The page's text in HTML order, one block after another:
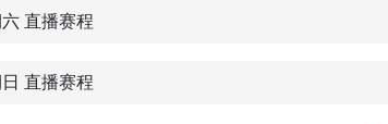
直播赛程
直播赛程